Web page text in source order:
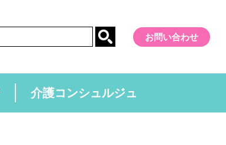
お問い合わせ
介護コンシュルジュ